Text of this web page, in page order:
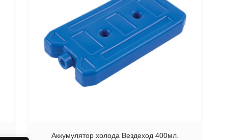
Аккумулятор холода Вездеход 400мл.